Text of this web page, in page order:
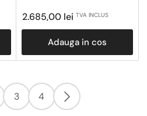
Pret
obisnuit
2.685,00 lei TVA INCLUS
Adauga in cos
3 4